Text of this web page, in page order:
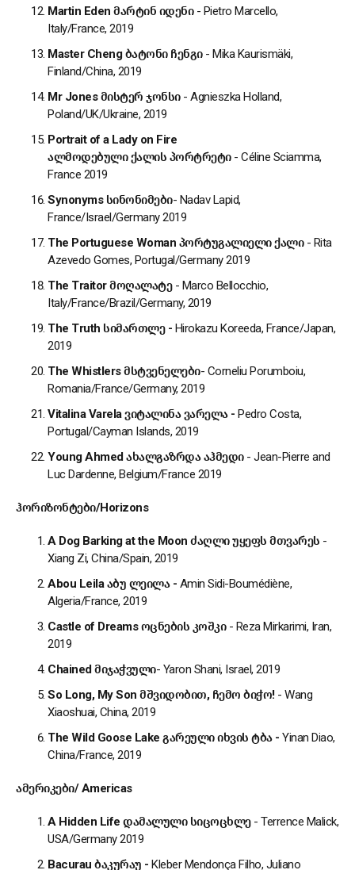
Martin Eden მარტინ იდენი- Pietro Marcello,
Italy/France, 2019
Master Chengბატონი ჩენგი- Mika Kaurismäki,
Finland/China, 2019
Mr Jonesმისტერ ჯონსი- Agnieszka Holland,
Poland/UK/Ukraine, 2019
Portrait of a Lady on Fire
ალმოდებულიქალის პორტრეტი- Céline Sciamma,
France 2019
Synonyms სინონიმები- Nadav Lapid,
France/Israel/Germany 2019
The Portuguese Woman პორტუგალიელიქალი- Rita
Azevedo Gomes, Portugal/Germany 2019
The Traitorმოღალატე- Marco Bellocchio,
Italy/France/Brazil/Germany, 2019
The Truth სიმართლე- Hirokazu Koreeda, France/Japan,
2019
The Whistlersმსტვენელები- Corneliu Porumboiu,
Romania/France/Germany, 2019
Vitalina Varelaვიტალინავარელა- Pedro Costa,
Portugal/Cayman Islands, 2019
Young Ahmedახალგაზრდააჰმედი- Jean-Pierre and
Luc Dardenne, Belgium/France 2019
ჰორიზონტები/Horizons
A Dog Barking at the Moon ძაღლიუყეფს მთვარეს -
Xiang Zi, China/Spain, 2019
Abou Leilaაბუ ლეილა- Amin Sidi-Boumédiène,
Algeria/France, 2019
Castle of Dreamsოცნების კოშკი- Reza Mirkarimi, Iran,
2019
Chainedმიჯაჭვული- Yaron Shani, Israel, 2019
So Long, My Son მშვიდობით, ჩემო ბიჭო!- Wang
Xiaoshuai, China, 2019
The Wild Goose Lake გარეულიიხვის ტბა- Yinan Diao,
China/France, 2019
ამერიკები/Americas
A Hidden Life დამალული სიცოცხლე- Terrence Malick,
USA/Germany 2019
Bacurau ბაკურაუ - Kleber Mendonça Filho, Juliano